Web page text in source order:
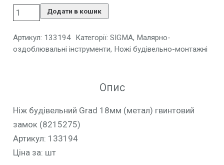
Додати в кошик
Артикул: 133194 Категорії: SIGMA, Малярно-
оздоблювальні інструменти, Ножі будівельно-монтажні
Опис
Ніж будівельний Grad 18мм (метал) гвинтовий
замок (8215275)
Артикул: 133194
Ціна за: шт